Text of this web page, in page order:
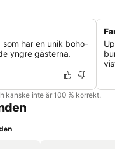
har en unik boho-
yngre gästerna.
kanske inte är 100 % korrekt.